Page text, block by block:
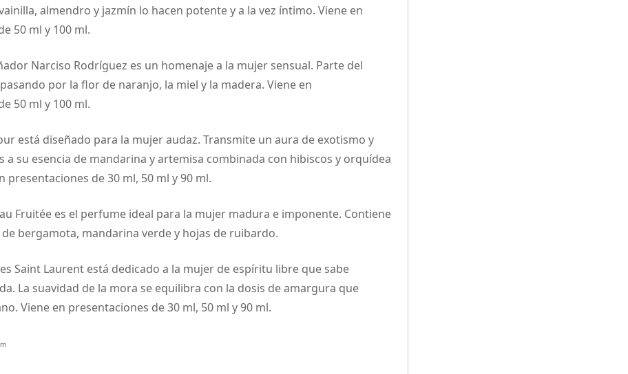
almendro y jazmín lo hacen potente y a la vez íntimo. Viene en
50 ml y 100 ml.
Narciso Rodríguez es un homenaje a la mujer sensual. Parte del
por la flor de naranjo, la miel y la madera. Viene en
50 ml y 100 ml.
está diseñado para la mujer audaz. Transmite un aura de exotismo y
a su esencia de mandarina y artemisa combinada con hibiscos y orquídea
presentaciones de 30 ml, 50 ml y 90 ml.
Fruitée es el perfume ideal para la mujer madura e imponente. Contiene
bergamota, mandarina verde y hojas de ruibardo.
Saint Laurent está dedicado a la mujer de espíritu libre que sabe
La suavidad de la mora se equilibra con la dosis de amargura que
Viene en presentaciones de 30 ml, 50 ml y 90 ml.